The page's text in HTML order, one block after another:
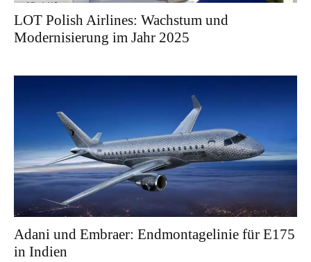
LOT Polish Airlines: Wachstum und
Modernisierung im Jahr 2025
Adani und Embraer: Endmontagelinie für E175
in Indien